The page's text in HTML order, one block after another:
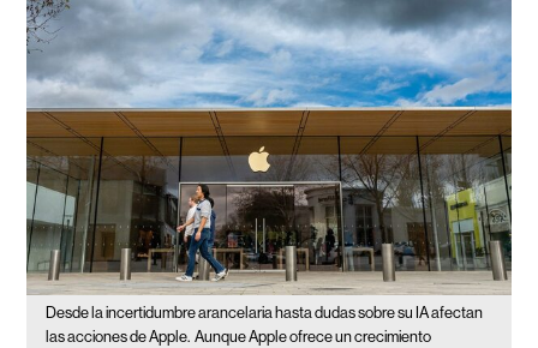
Desde la incertidumbre arancelaria hasta dudas sobre su IA afectan
las acciones de Apple. Aunque Apple ofrece un crecimiento